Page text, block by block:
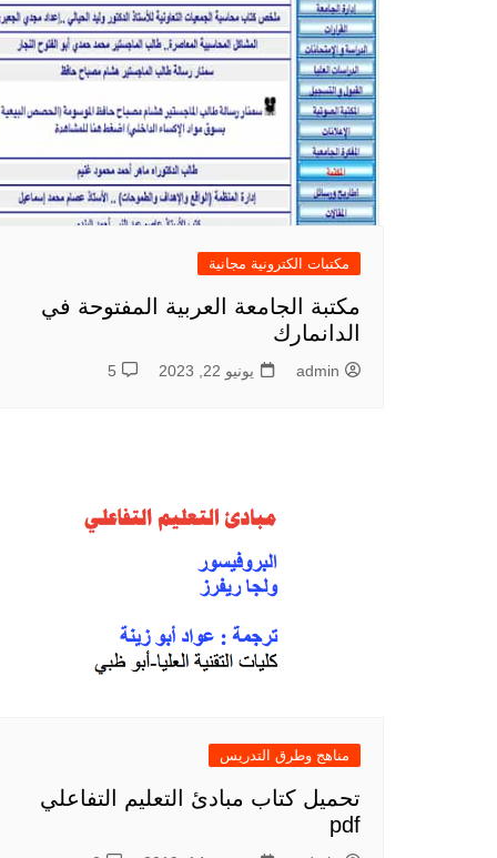
مكتبات الكترونية مجانية
مكتبة الجامعة العربية المفتوحة في
الدانمارك
admin يونيو 22, 2023 5
مناهج وطرق التدريس
تحميل كتاب مبادئ التعليم التفاعلي
pdf